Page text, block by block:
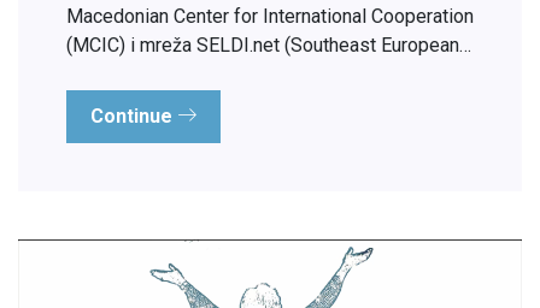
Macedonian Center for International Cooperation
(MCIC) i mreža SELDI.net (Southeast European…
Continue